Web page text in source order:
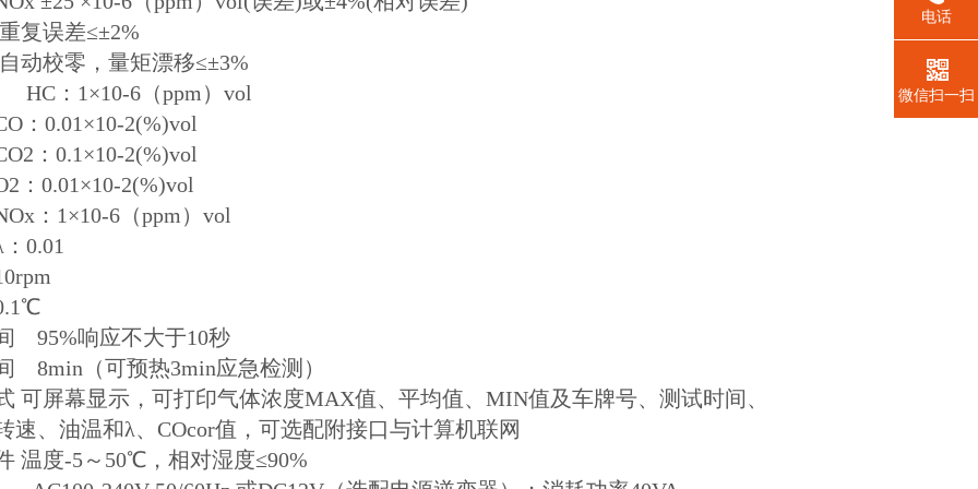
复误差≤±2%
动校零，量矩漂移≤±3%
：1×10-6（ppm）vol
2(%)vol
0.1×10-2(%)vol
2(%)vol
1×10-6（ppm）vol
95%响应不大于10秒
8min（可预热3min应急检测）
可屏幕显示，可打印气体浓度MAX值、平均值、MIN值及车牌号、测试时间、
速、油温和λ、COcor值，可选配附接口与计算机联网
温度-5～50℃，相对湿度≤90%
电话
微信扫一扫